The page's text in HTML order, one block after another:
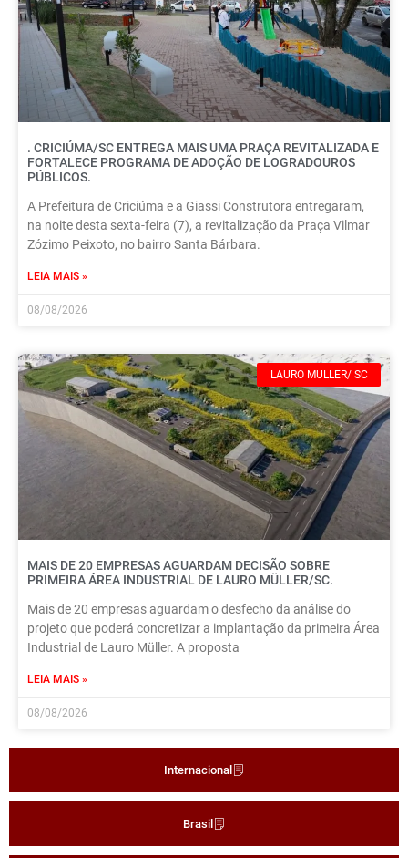
Internacional
Brasil
. CRICIÚMA/SC ENTREGA MAIS UMA PRAÇA REVITALIZADA E
FORTALECE PROGRAMA DE ADOÇÃO DE LOGRADOUROS
PÚBLICOS.
A Prefeitura de Criciúma e a Giassi Construtora entregaram,
na noite desta sexta-feira (7), a revitalização da Praça Vilmar
Zózimo Peixoto, no bairro Santa Bárbara.
LEIA MAIS »
08/08/2026
LAURO MULLER/ SC
MAIS DE 20 EMPRESAS AGUARDAM DECISÃO SOBRE
PRIMEIRA ÁREA INDUSTRIAL DE LAURO MÜLLER/SC.
Mais de 20 empresas aguardam o desfecho da análise do
projeto que poderá concretizar a implantação da primeira Área
Industrial de Lauro Müller. A proposta
LEIA MAIS »
08/08/2026